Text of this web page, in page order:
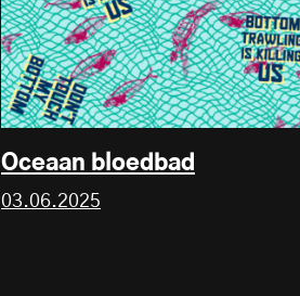
Oceaan bloedbad
03.06.2025